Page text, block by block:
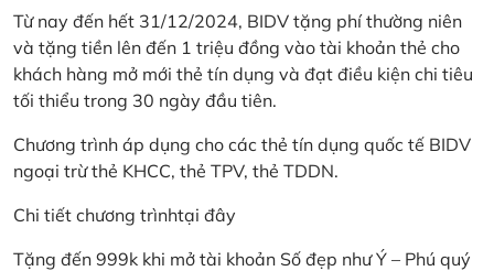
Từ nay đến hết 31/12/2024, BIDV tặng phí thường niên
và tặng tiền lên đến 1 triệu đồng vào tài khoản thẻ cho
khách hàng mở mới thẻ tín dụng và đạt điều kiện chi tiêu
tối thiểu trong 30 ngày đầu tiên.
Chương trình áp dụng cho các thẻ tín dụng quốc tế BIDV
ngoại trừ thẻ KHCC, thẻ TPV, thẻ TDDN.
Chi tiết chương trìnhtại đây
Tặng đến 999k khi mở tài khoản Số đẹp như Ý – Phú quý